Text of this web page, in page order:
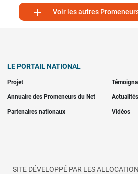
 Voir les autres
LE PORTAIL NATIONAL
Projet
Annuaire des Promeneurs du Net Actualités
Partenaires nationaux Vidéos
SITE DÉVELOPPÉ PAR LES